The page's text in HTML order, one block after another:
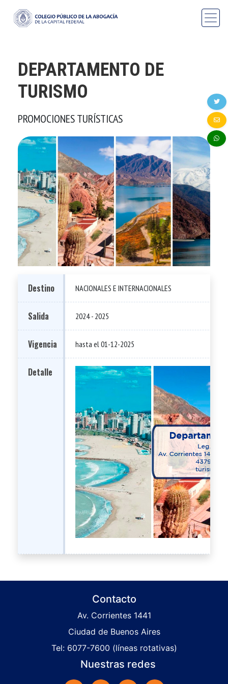
DEPARTAMENTO DE
TURISMO
PROMOCIONES TURÍSTICAS
Destino NACIONALES E INTERNACIONALES
Salida 2024 - 2025
Vigencia hasta el 01-12-2025
Detalle
Contacto
Av. Corrientes 1441
Ciudad de Buenos Aires
Tel: 6077-7600 (líneas rotativas)
Nuestras redes